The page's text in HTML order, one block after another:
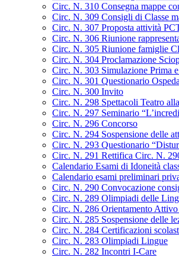
Circ. N. 310 Consegna mappe
Circ. N. 309 Consigli di Classe
Circ. N. 307 Proposta attività
Circ. N. 306 Riunione
Circ. N. 305 Riunione famiglie
Circ. N. 304 Proclamazione
Circ. N. 303 Simulazione Prima
Circ. N. 301 Questionario
Circ. N. 300 Invito
Circ. N. 298 Spettacoli Teatro
Circ. N. 297 Seminario
Circ. N. 296 Concorso
Circ. N. 294 Sospensione delle
Circ. N. 293 Questionario
Circ. N. 291 Rettifica Circ. N.
Calendario Esami di Idoneità
Calendario esami preliminari
Circ. N. 290 Convocazione
Circ. N. 289 Olimpiadi delle
Circ. N. 286 Orientamento Attivo
Circ. N. 285 Sospensione delle
Circ. N. 284 Certificazioni
Circ. N. 283 Olimpiadi Lingue
Circ. N. 282 Incontri I-Care